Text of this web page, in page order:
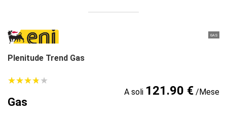
GAS
Plenitude Trend Gas
★★★★★
★★★★★
Gas
A soli 121.90 €/Mese